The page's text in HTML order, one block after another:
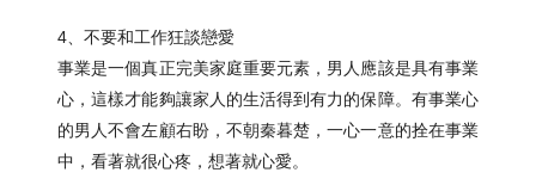
4、不要和工作狂談戀愛
事業是一個真正完美家庭重要元素，男人應該是具有事業
心，這樣才能夠讓家人的生活得到有力的保障。有事業心
的男人不會左顧右盼，不朝秦暮楚，一心一意的拴在事業
中，看著就很心疼，想著就心愛。